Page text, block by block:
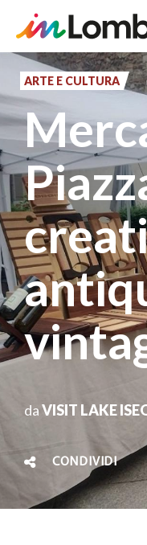
Salta
contenuto
principale
ARTE E CULTURA
daVISIT LAKE
CONDIVIDI